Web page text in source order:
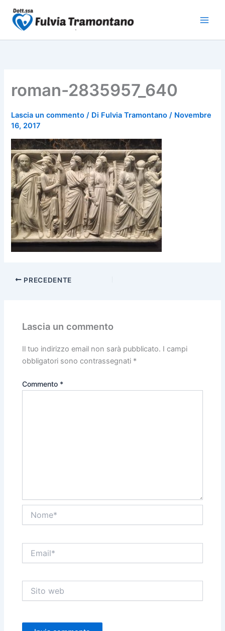
contenuto
roman-2835957_640
Lascia un commento / Di Fulvia Tramontano/ Novembre
16, 2017
PRECEDENTE
Lascia un commento
Il tuo indirizzo email non sarà pubblicato. I campi
obbligatori sono contrassegnati *
Commento *
web